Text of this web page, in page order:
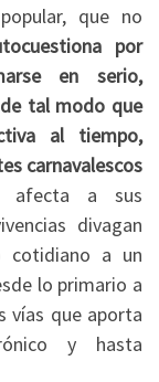
que no
por
en serio,
tal modo que
al tiempo,
carnavalescos
afecta a sus
divagan
cotidiano a un
lo primario a
vías que aporta
y hasta